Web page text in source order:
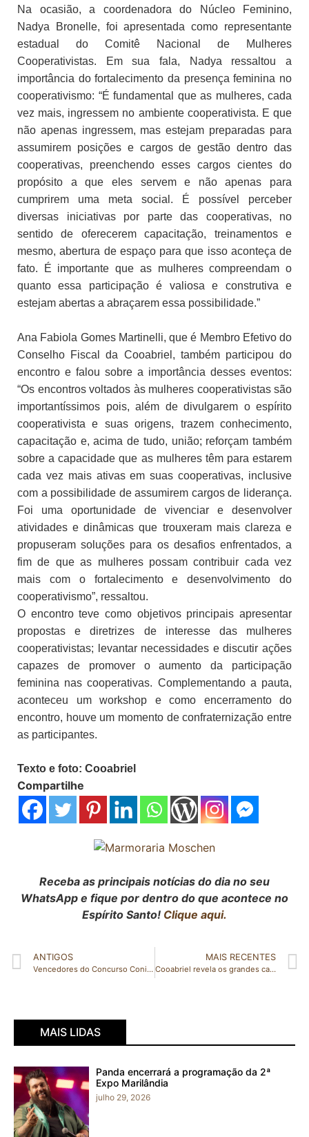
Na ocasião, a coordenadora do Núcleo Feminino,
Nadya Bronelle, foi apresentada como representante
estadual do Comitê Nacional de Mulheres
Cooperativistas. Em sua fala, Nadya ressaltou a
importância do fortalecimento da presença feminina no
cooperativismo: “É fundamental que as mulheres, cada
vez mais, ingressem no ambiente cooperativista. E que
não apenas ingressem, mas estejam preparadas para
assumirem posições e cargos de gestão dentro das
cooperativas, preenchendo esses cargos cientes do
propósito a que eles servem e não apenas para
cumprirem uma meta social. É possível perceber
diversas iniciativas por parte das cooperativas, no
sentido de oferecerem capacitação, treinamentos e
mesmo, abertura de espaço para que isso aconteça de
fato. É importante que as mulheres compreendam o
quanto essa participação é valiosa e construtiva e
estejam abertas a abraçarem essa possibilidade.”
Ana Fabiola Gomes Martinelli, que é Membro Efetivo do
Conselho Fiscal da Cooabriel, também participou do
encontro e falou sobre a importância desses eventos:
“Os encontros voltados às mulheres cooperativistas são
importantíssimos pois, além de divulgarem o espírito
cooperativista e suas origens, trazem conhecimento,
capacitação e, acima de tudo, união; reforçam também
sobre a capacidade que as mulheres têm para estarem
cada vez mais ativas em suas cooperativas, inclusive
com a possibilidade de assumirem cargos de liderança.
Foi uma oportunidade de vivenciar e desenvolver
atividades e dinâmicas que trouxeram mais clareza e
propuseram soluções para os desafios enfrentados, a
fim de que as mulheres possam contribuir cada vez
mais com o fortalecimento e desenvolvimento do
cooperativismo”, ressaltou.
O encontro teve como objetivos principais apresentar
propostas e diretrizes de interesse das mulheres
cooperativistas; levantar necessidades e discutir ações
capazes de promover o aumento da participação
feminina nas cooperativas. Complementando a pauta,
aconteceu um workshop e como encerramento do
encontro, houve um momento de confraternização entre
as participantes.
Texto e foto: Cooabriel
Compartilhe
Receba as principais notícias do dia no seu
WhatsApp e fique por dentro do que acontece no
Espírito Santo! Clique aqui.
ANTIGOS
Vencedores do Concurso Conilon de Excelência Cooabriel 2022 serão conhecidos neste sábado (22/10), em São Gabriel da Palha (ES)
MAIS RECENTES
Cooabriel revela os grandes campeões do 19° Concurso Conilon de Excelência – edição 2022
MAIS LIDAS
Panda encerrará a programação da 2ª
Expo Marilândia
julho 29, 2026